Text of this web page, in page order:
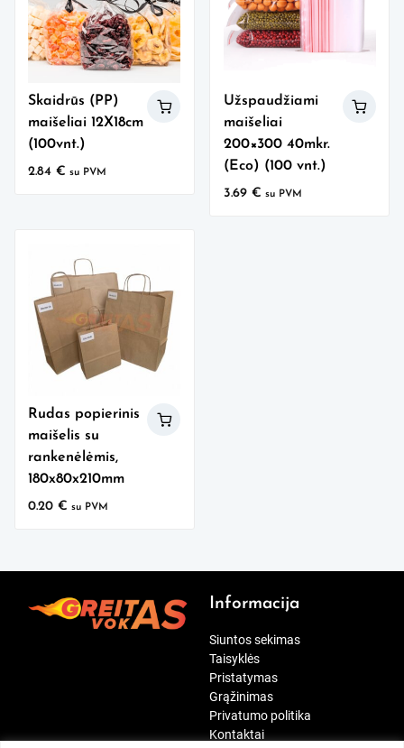
Skaidrūs (PP)
maišeliai 12X18cm
(100vnt.)
2.84€ su PVM
Užspaudžiami
maišeliai
200×300 40mkr.
(Eco) (100 vnt.)
3.69 € su PVM
Rudas popierinis
maišelis su
rankenėlėmis,
180x80x210mm
0.20€ su PVM
Informacija
Siuntos sekimas
Taisyklės
Pristatymas
Grąžinimas
Privatumo politika
Kontaktai